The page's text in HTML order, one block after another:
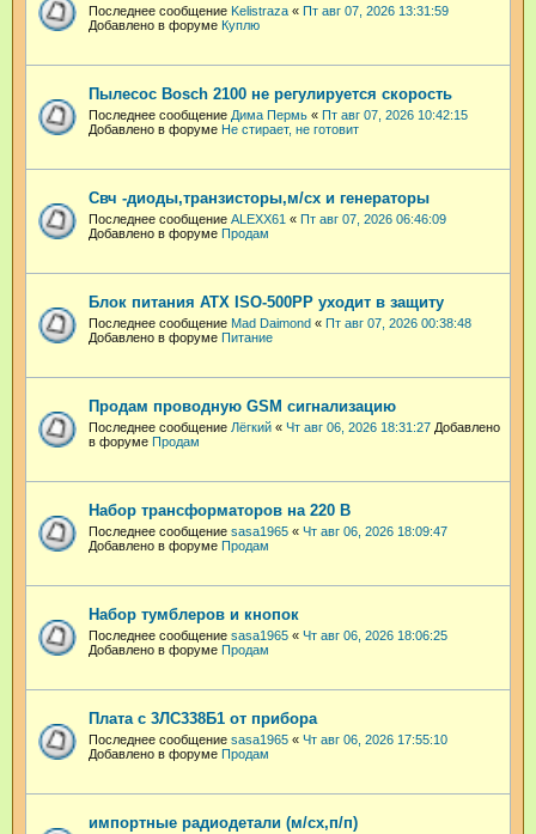
Последнее сообщение Kelistraza « Пт авг 07, 2026 13:31:59
Добавлено в форуме Куплю
Пылесос Bosch 2100 не регулируется скорость
Последнее сообщение Дима Пермь « Пт авг 07, 2026 10:42:15
Добавлено в форуме Не стирает, не готовит
Свч -диоды,транзисторы,м/сх и генераторы
Последнее сообщение ALEXX61 « Пт авг 07, 2026 06:46:09
Добавлено в форуме Продам
Блок питания ATX ISO-500PP уходит в защиту
Последнее сообщение Mad Daimond « Пт авг 07, 2026 00:38:48
Добавлено в форуме Питание
Продам проводную GSM сигнализацию
Последнее сообщение Лёгкий « Чт авг 06, 2026 18:31:27 Добавлено
в форуме Продам
Набор трансформаторов на 220 В
Последнее сообщение sasa1965 « Чт авг 06, 2026 18:09:47
Добавлено в форуме Продам
Набор тумблеров и кнопок
Последнее сообщение sasa1965 « Чт авг 06, 2026 18:06:25
Добавлено в форуме Продам
Плата с 3ЛС338Б1 от прибора
Последнее сообщение sasa1965 « Чт авг 06, 2026 17:55:10
Добавлено в форуме Продам
импортные радиодетали (м/сх,п/п)